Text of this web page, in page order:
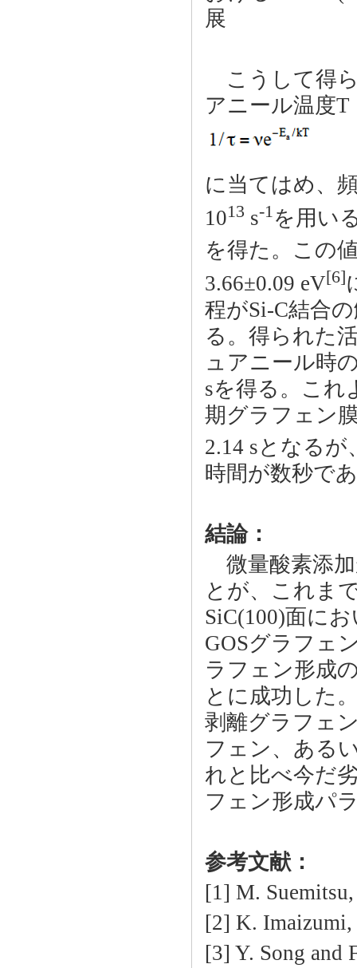
展
こうして得ら
アニール温度
に当てはめ、
1013 s-1を用い
を得た。この
3.66±0.09 eV[6]
程がSi-C結合
る。得られた
ュアニール時
sを得る。これ
期グラフェン
2.14 sとなる
時間が数秒で
結論：
微量酸素添
とが、これま
SiC(100)面に
GOSグラフェ
ラフェン形成
とに成功した
剥離グラフェ
フェン、ある
れと比べ今だ
フェン形成パ
参考文献：
[1] M.
[2] K.
[3] Y. Song and